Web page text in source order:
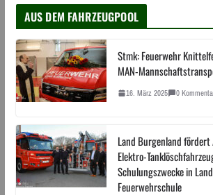
AUS DEM FAHRZEUGPOOL
Stmk: Feuerwehr
MAN-
16. März 2025 0
Land Burgenland fördert
Elektro-
Schulungszwecke in
Feuerwehrschule